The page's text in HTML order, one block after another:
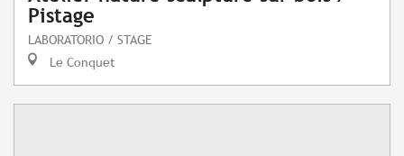
Pistage
LABORATORIO / STAGE
Le Conquet